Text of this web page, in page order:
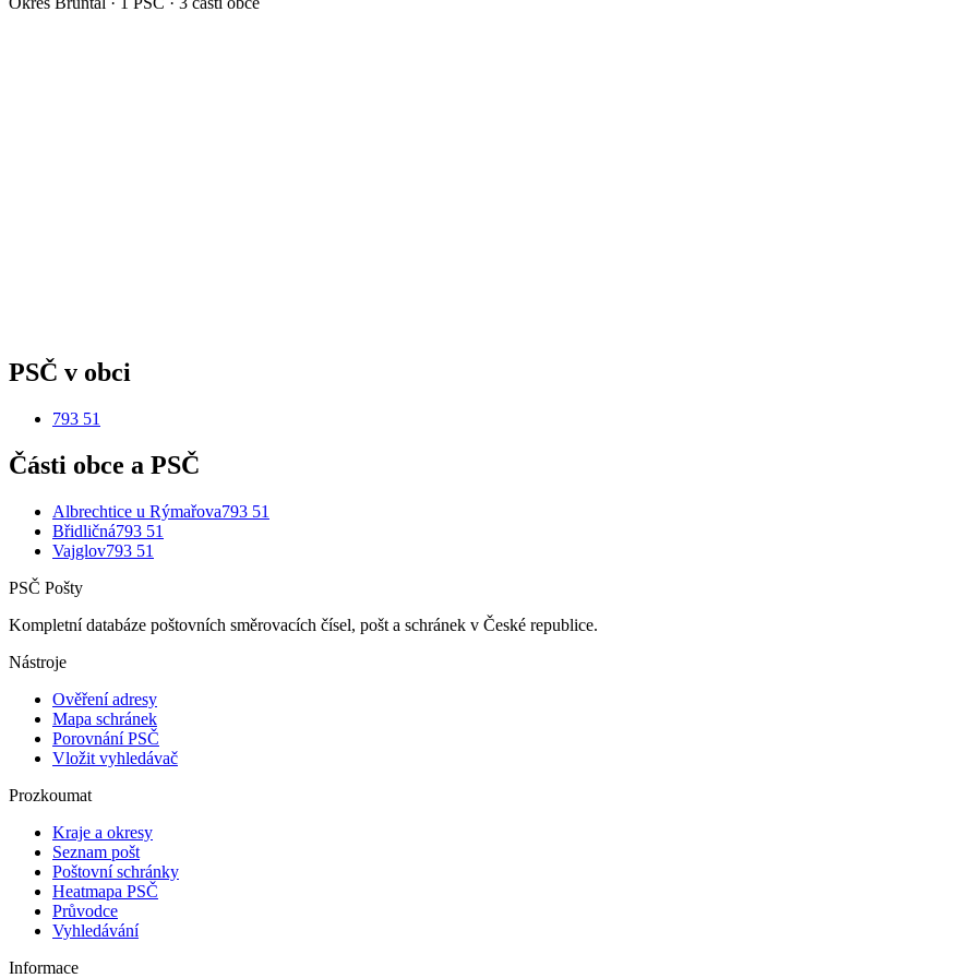
PSČ v obci
793 51
Části obce a PSČ
Albrechtice u Rýmařova793 51
Břidličná793 51
Vajglov793 51
PSČ Pošty
Kompletní databáze poštovních směrovacích čísel, pošt a schránek v České republice.
Nástroje
Ověření adresy
Mapa schránek
Porovnání PSČ
Vložit vyhledávač
Prozkoumat
Kraje a okresy
Seznam pošt
Poštovní schránky
Heatmapa PSČ
Průvodce
Vyhledávání
Informace